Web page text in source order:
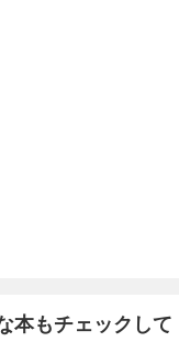
本もチェックして